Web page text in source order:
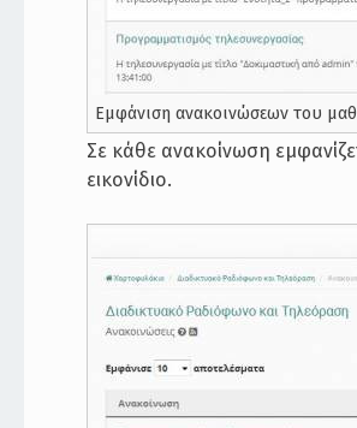
Εμφάνιση ανακοινώσεων του
Σε κάθε ανακοίνωση
εικονίδιο.